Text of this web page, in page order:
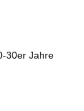
30er Jahre